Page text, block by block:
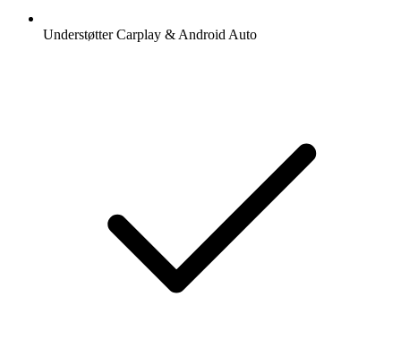
Understøtter Carplay & Android Auto